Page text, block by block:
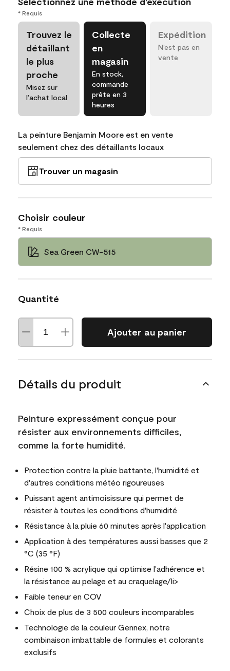
* Requis
Trouvez le
détaillant
le plus
proche
Misez sur
l’achat local
Collecte
en
magasin
En stock,
commande
prête en 3
heures
Expédition
N’est pas en
vente
La peinture Benjamin Moore est en vente
seulement chez des détaillants locaux
Trouver un magasin
Choisir couleur
* Requis
Sea Green CW-515
Quantité
Ajouter au panier
Détails du produit
Peinture expressément conçue pour
résister aux environnements difficiles,
comme la forte humidité.
Protection contre la pluie battante, l'humidité et
d'autres conditions météo rigoureuses
Puissant agent antimoisissure qui permet de
résister à toutes les conditions d'humidité
Résistance à la pluie 60 minutes après l'application
Application à des températures aussi basses que 2
°C (35 °F)
Résine 100 % acrylique qui optimise l'adhérence et
la résistance au pelage et au craquelage/li>
Faible teneur en COV
Choix de plus de 3 500 couleurs incomparables
Technologie de la couleur Gennex, notre
combinaison imbattable de formules et colorants
exclusifs